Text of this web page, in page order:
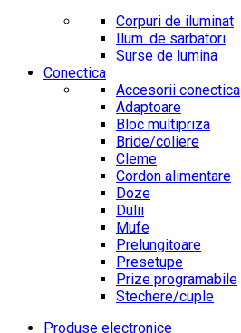
Corpuri de iluminat
Ilum. de sarbatori
Surse de lumina
Conectica
Accesorii conectica
Adaptoare
Bloc multipriza
Bride/coliere
Cleme
Cordon alimentare
Doze
Dulii
Mufe
Prelungitoare
Presetupe
Prize programabile
Stechere/cuple
Produse electronice